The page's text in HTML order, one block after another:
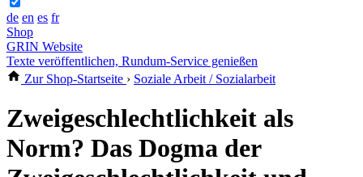
de en es fr
Shop
GRIN Website
Texte veröffentlichen, Rundum-Service genießen
Zur Shop-Startseite › Soziale Arbeit / Sozialarbeit
Zweigeschlechtlichkeit als
Norm? Das Dogma der